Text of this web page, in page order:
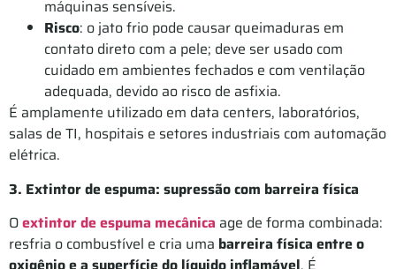
máquinas sensíveis.
Risco: o jato frio pode causar queimaduras em
contato direto com a pele; deve ser usado com
cuidado em ambientes fechados e com ventilação
adequada, devido ao risco de asfixia.
É amplamente utilizado em data centers, laboratórios,
salas de TI, hospitais e setores industriais com automação
elétrica.
3. Extintor de espuma: supressão com barreira física
Oextintor de espuma mecânica age de forma combinada:
resfria o combustível e cria uma barreira física entre o